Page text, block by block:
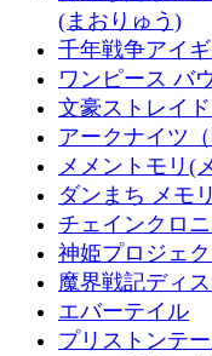
(まおりゅう)
千年戦争アイ
ワンピース バ
文豪ストレイ
アークナイツ（
メメントモリ(
ダンまち メモ
チェインクロ
神姫プロジェク
魔界戦記ディ
エバーテイル
プリストンテ